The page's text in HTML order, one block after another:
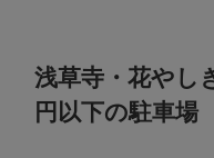
浅草寺・花やし
円以下の駐車場